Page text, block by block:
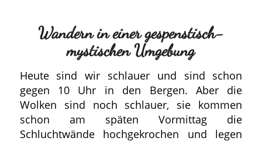
Wandern in einer gespenstisch-
mystischen Umgebung
Heute sind wir schlauer und sind schon
gegen 10 Uhr in den Bergen. Aber die
Wolken sind noch schlauer, sie kommen
schon am späten Vormittag die
Schluchtwände hochgekrochen und legen